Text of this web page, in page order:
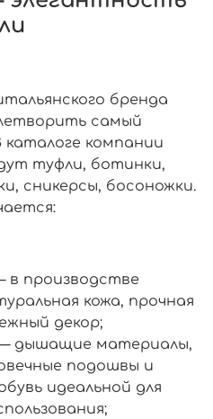
бренда
самый
каталоге компании
туфли, ботинки,
сникерсы, босоножки.
в производстве
кожа, прочная
декор;
дышащие материалы,
подошвы и
идеальной для